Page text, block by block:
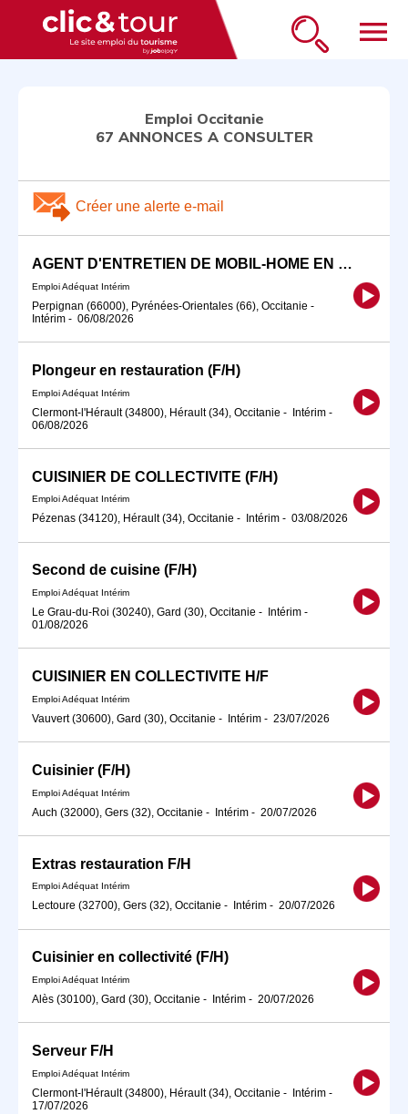
menu
Emploi Occitanie
67 ANNONCES A CONSULTER
Créer une alerte e-mail
AGENT D'ENTRETIEN DE MOBIL-HOME EN CAMPING F/H
Emploi Adéquat Intérim
Perpignan (66000), Pyrénées-Orientales (66), Occitanie -
Intérim - 06/08/2026
Plongeur en restauration (F/H)
Emploi Adéquat Intérim
Clermont-l'Hérault (34800), Hérault (34), Occitanie - Intérim -
06/08/2026
CUISINIER DE COLLECTIVITE (F/H)
Emploi Adéquat Intérim
Pézenas (34120), Hérault (34), Occitanie - Intérim - 03/08/2026
Second de cuisine (F/H)
Emploi Adéquat Intérim
Le Grau-du-Roi (30240), Gard (30), Occitanie - Intérim -
01/08/2026
CUISINIER EN COLLECTIVITE H/F
Emploi Adéquat Intérim
Vauvert (30600), Gard (30), Occitanie - Intérim - 23/07/2026
Cuisinier (F/H)
Emploi Adéquat Intérim
Auch (32000), Gers (32), Occitanie - Intérim - 20/07/2026
Extras restauration F/H
Emploi Adéquat Intérim
Lectoure (32700), Gers (32), Occitanie - Intérim - 20/07/2026
Cuisinier en collectivité (F/H)
Emploi Adéquat Intérim
Alès (30100), Gard (30), Occitanie - Intérim - 20/07/2026
Serveur F/H
Emploi Adéquat Intérim
Clermont-l'Hérault (34800), Hérault (34), Occitanie - Intérim -
17/07/2026